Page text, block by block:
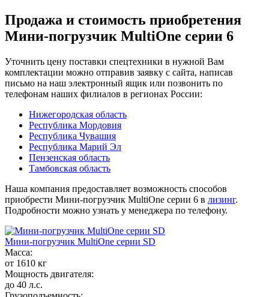
Продажа и cтоимость приобретения
Мини-погрузчик MultiОne серии 6
Уточнить цену поставки спецтехники в нужной Вам
комплектации можно отправив заявку с сайта, написав
письмо на наш электронный ящик или позвонить по
телефонам наших филиалов в регионах России:
Нижегородская область
Республика Мордовия
Республика Чувашия
Республика Марий Эл
Пензенская область
Тамбовская область
Наша компания предоставляет возможность способов
приобрести Мини-погрузчик MultiОne серии 6 в лизинг.
Подробности можно узнать у менеджера по телефону.
Мини-погрузчик MultiОne серии SD
Масса:
от 1610 кг
Мощность двигателя:
до 40 л.с.